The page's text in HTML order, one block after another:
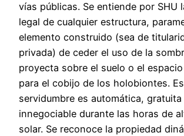
vías públicas. Se entiende por SHU
legal de cualquier estructura,
elemento construido (sea de
privada) de ceder el uso de la
proyecta sobre el suelo o el
para el cobijo de los holobiontes.
servidumbre es automática, gratuita
innegociable durante las horas de
solar. Se reconoce la propiedad